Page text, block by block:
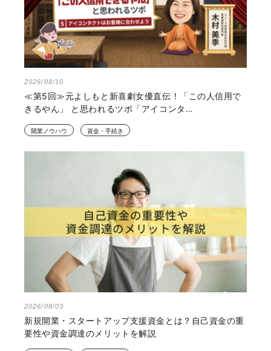
2026/08/10
≪第5回≫元よしもと新喜劇女優直伝！「この人信用で
きるやん」 と思われるツボ「アイコンタ…
開業ノウハウ 資金・手続き
2026/08/03
新規開業・スタートアップ支援資金とは？自己資金の重
要性や資金調達のメリットを解説